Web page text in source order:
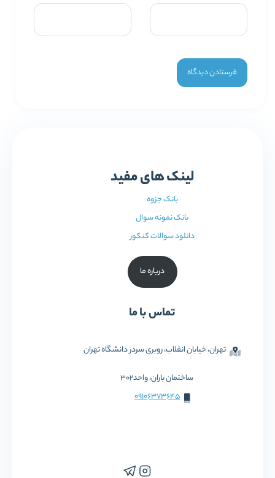
لینک های مفید
بانک جزوه
بانک نمونه سوال
دانلود سوالات کنکور
درباره ما
تماس با ما
تهران، خیابان انقلاب، روبری سردر دانشگاه تهران
ساختمان باران، واحد302
09106373645